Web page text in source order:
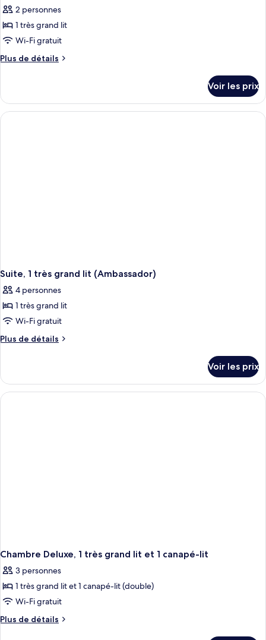
2 personnes
1 très grand lit
Wi-Fi gratuit
Plus de détails
Plus
le
type
de
Voir les prix
Suite, 1 très grand lit (Ambassador)
4 personnes
1 très grand lit
Wi-Fi gratuit
Plus de détails
Plus
le
type
de
Voir les prix
Chambre Deluxe, 1 très grand lit et 1 canapé-lit
3 personnes
1 très grand lit et 1 canapé-lit (double)
Wi-Fi gratuit
Plus de détails
Plus